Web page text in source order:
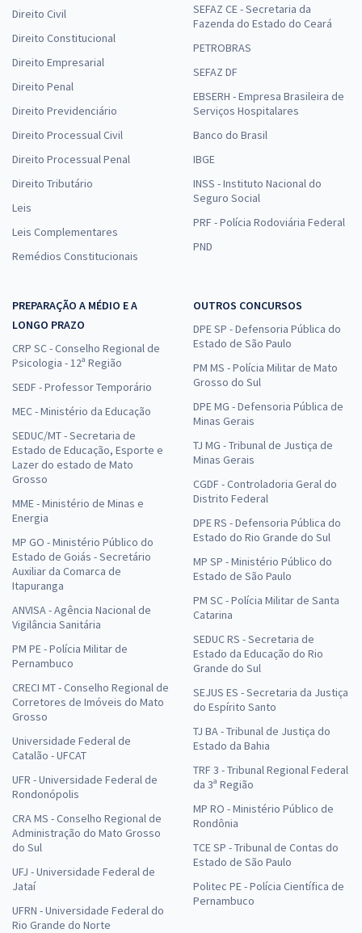
Direito Civil
Direito Constitucional
Direito Empresarial
Direito Penal
Direito Previdenciário
Direito Processual Civil
Direito Processual Penal
Direito Tributário
Leis
Leis Complementares
Remédios Constitucionais
SEFAZ CE - Secretaria da
Fazenda do Estado do Ceará
PETROBRAS
SEFAZ DF
EBSERH - Empresa Brasileira de
Serviços Hospitalares
Banco do Brasil
IBGE
INSS - Instituto Nacional do
Seguro Social
PRF - Polícia Rodoviária Federal
PND
PREPARAÇÃO A MÉDIO E A
LONGO PRAZO
CRP SC - Conselho Regional de
Psicologia - 12ª Região
SEDF - Professor Temporário
MEC - Ministério da Educação
SEDUC/MT - Secretaria de
Estado de Educação, Esporte e
Lazer do estado de Mato
Grosso
MME - Ministério de Minas e
Energia
MP GO - Ministério Público do
Estado de Goiás - Secretário
Auxiliar da Comarca de
Itapuranga
ANVISA - Agência Nacional de
Vigilância Sanitária
PM PE - Polícia Militar de
Pernambuco
CRECI MT - Conselho Regional de
Corretores de Imóveis do Mato
Grosso
Universidade Federal de
Catalão - UFCAT
UFR - Universidade Federal de
Rondonópolis
CRA MS - Conselho Regional de
Administração do Mato Grosso
do Sul
UFJ - Universidade Federal de
Jataí
UFRN - Universidade Federal do
Rio Grande do Norte
OUTROS CONCURSOS
DPE SP - Defensoria Pública do
Estado de São Paulo
PM MS - Polícia Militar de Mato
Grosso do Sul
DPE MG - Defensoria Pública de
Minas Gerais
TJ MG - Tribunal de Justiça de
Minas Gerais
CGDF - Controladoria Geral do
Distrito Federal
DPE RS - Defensoria Pública do
Estado do Rio Grande do Sul
MP SP - Ministério Público do
Estado de São Paulo
PM SC - Polícia Militar de Santa
Catarina
SEDUC RS - Secretaria de
Estado da Educação do Rio
Grande do Sul
SEJUS ES - Secretaria da Justiça
do Espírito Santo
TJ BA - Tribunal de Justiça do
Estado da Bahia
TRF 3 - Tribunal Regional Federal
da 3ª Região
MP RO - Ministério Público de
Rondônia
TCE SP - Tribunal de Contas do
Estado de São Paulo
Politec PE - Polícia Científica de
Pernambuco